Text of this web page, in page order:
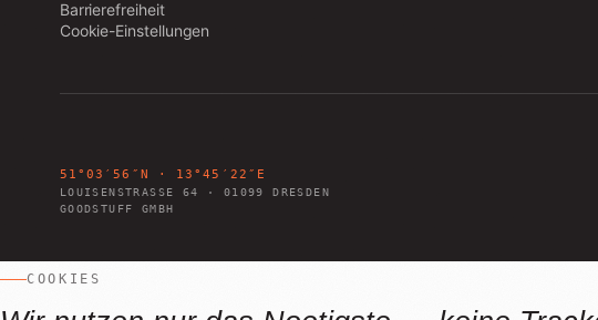
Louisenstraße 64 · Dresden
Barrierefreiheit
Cookie-Einstellungen
51°03′56″N · 13°45′22″E
LOUISENSTRASSE 64 · 01099
DRESDEN
GOODSTUFF GMBH
COOKIES